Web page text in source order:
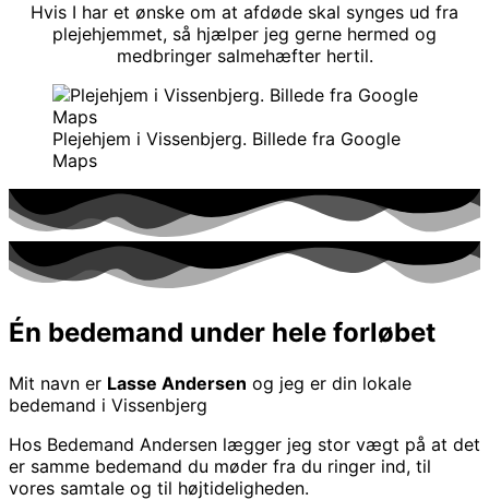
Hvis I har et ønske om at afdøde skal synges ud fra
plejehjemmet, så hjælper jeg gerne hermed og
medbringer salmehæfter hertil.
Plejehjem i Vissenbjerg. Billede fra Google
Maps
Én bedemand under hele forløbet
Mit navn er Lasse Andersen og jeg er din lokale
bedemand i Vissenbjerg
Hos Bedemand Andersen lægger jeg stor vægt på at det
er samme bedemand du møder fra du ringer ind, til
vores samtale og til højtideligheden.